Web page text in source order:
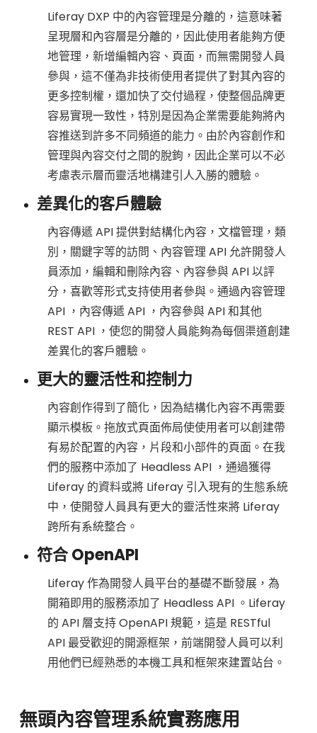
C
服
Liferay DXP 中的內容管理是分離的，這意味著
呈現層和內容層是分離的，因此使用者能夠方便
地管理，新增編輯內容、頁面，而無需開發人員
參與，這不僅為非技術使用者提供了對其內容的
更多控制權，還加快了交付過程，使整個品牌更
容易實現一致性，特別是因為企業需要能夠將內
容推送到許多不同頻道的能力。由於內容創作和
管理與內容交付之間的脫鉤，因此企業可以不必
考慮表示層而靈活地構建引人入勝的體驗。
差異化的客戶體驗
內容傳遞 API 提供對結構化內容，文檔管理，類
別，關鍵字等的訪問、內容管理 API 允許開發人
員添加，編輯和刪除內容、內容參與 API 以評
分，喜歡等形式支持使用者參與。通過內容管理
API ，內容傳遞 API ，內容參與 API 和其他
REST API ，使您的開發人員能夠為每個渠道創建
差異化的客戶體驗。
更大的靈活性和控制力
內容創作得到了簡化，因為結構化內容不再需要
顯示模板。拖放式頁面佈局使使用者可以創建帶
有易於配置的內容，片段和小部件的頁面。在我
們的服務中添加了 Headless API ，通過獲得
Liferay 的資料或將 Liferay 引入現有的生態系統
中，使開發人員具有更大的靈活性來將 Liferay
跨所有系統整合。
符合 OpenAPI
Liferay 作為開發人員平台的基礎不斷發展，為
開箱即用的服務添加了 Headless API 。Liferay
的 API 層支持 OpenAPI 規範，這是 RESTful
API 最受歡迎的開源框架，前端開發人員可以利
用他們已經熟悉的本機工具和框架來建置站台。
無頭內容管理系統實務應用